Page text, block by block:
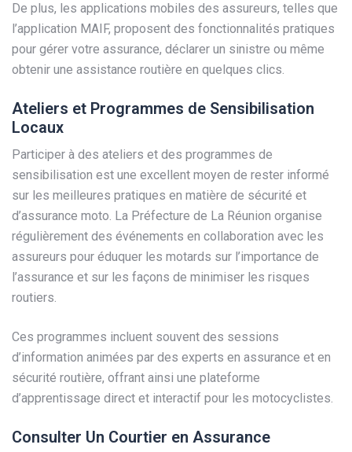
De plus, les applications mobiles des assureurs, telles que
l’application MAIF, proposent des fonctionnalités pratiques
pour gérer votre assurance, déclarer un sinistre ou même
obtenir une assistance routière en quelques clics.
Ateliers et Programmes de Sensibilisation
Locaux
Participer à des ateliers et des programmes de
sensibilisation est une excellent moyen de rester informé
sur les meilleures pratiques en matière de sécurité et
d’assurance moto. La Préfecture de La Réunion organise
régulièrement des événements en collaboration avec les
assureurs pour éduquer les motards sur l’importance de
l’assurance et sur les façons de minimiser les risques
routiers.
Ces programmes incluent souvent des sessions
d’information animées par des experts en assurance et en
sécurité routière, offrant ainsi une plateforme
d’apprentissage direct et interactif pour les motocyclistes.
Consulter Un Courtier en Assurance